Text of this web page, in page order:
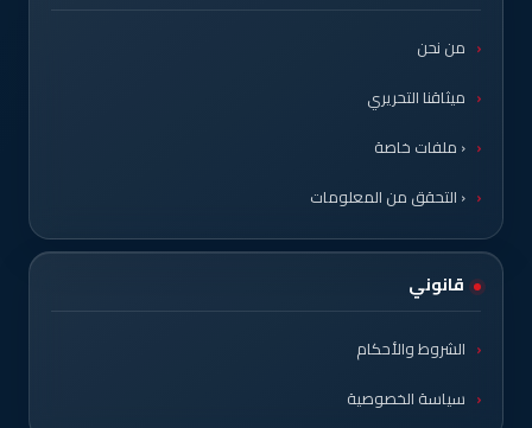
من نحن
ميثاقنا التحريري
‹ ملفات خاصة
‹ التحقق من المعلومات
قانوني
الشروط والأحكام
سياسة الخصوصية